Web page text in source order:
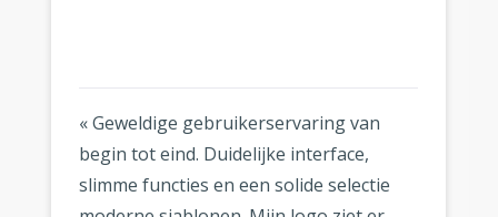
« Geweldige gebruikerservaring van
begin tot eind. Duidelijke interface,
slimme functies en een solide selectie